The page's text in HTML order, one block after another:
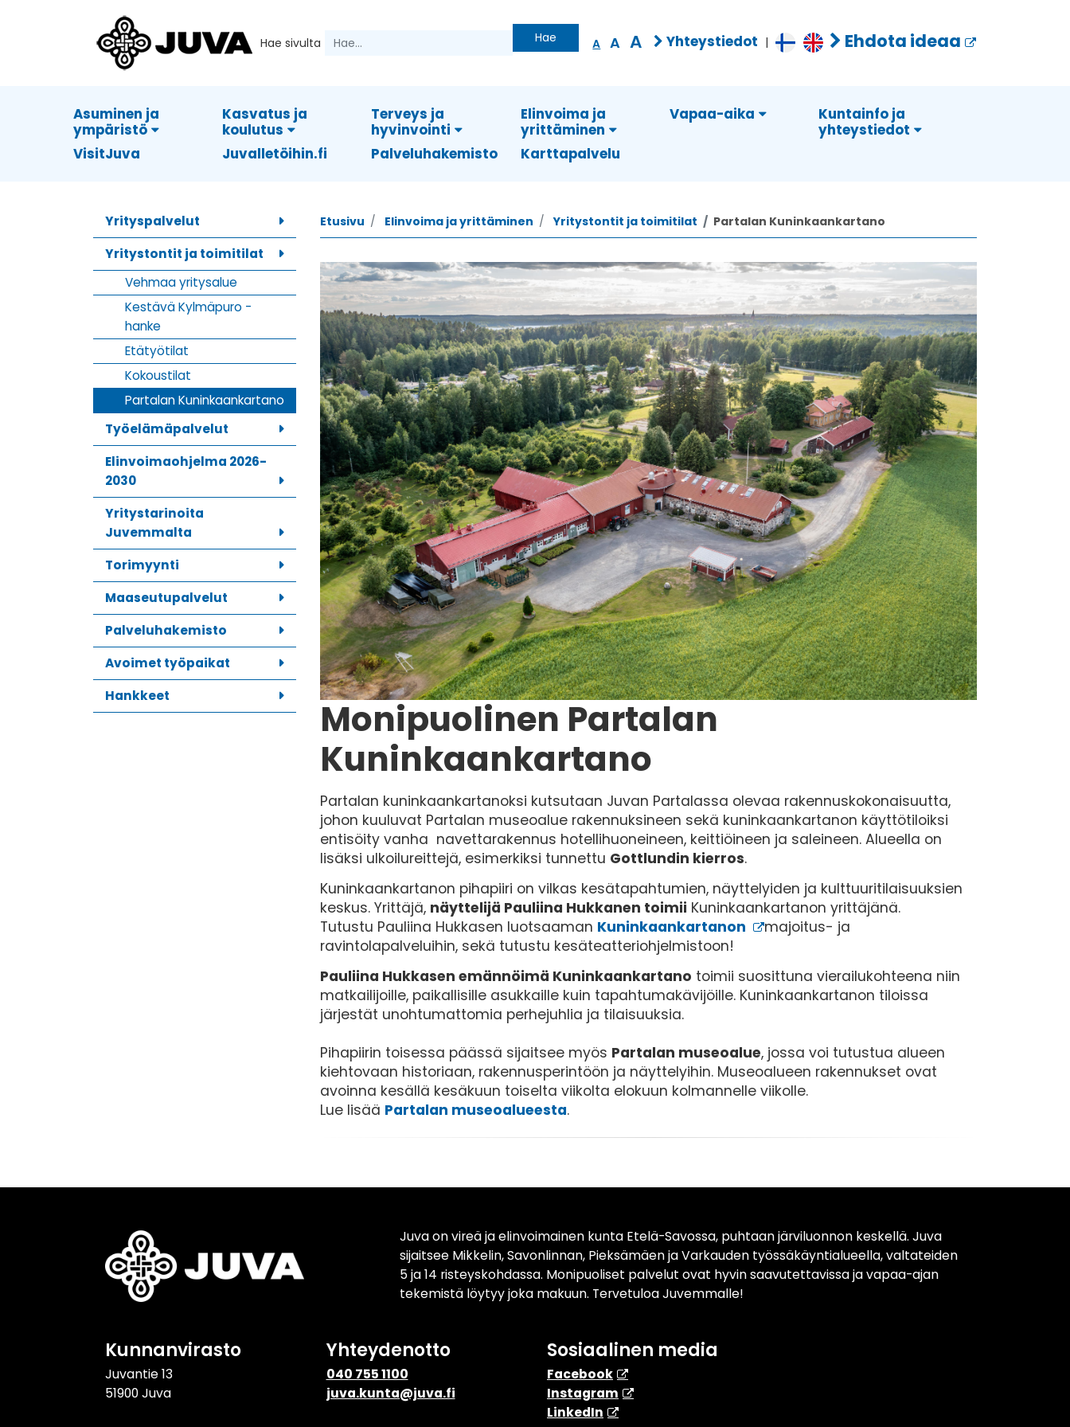
Hae sivulta Hae A A A Yhteystiedot | Ehdota ideaa
Asuminen ja
ympäristö
Kasvatus ja
koulutus
Terveys ja
hyvinvointi
Elinvoima ja
yrittäminen
Vapaa-aika
Kuntainfo ja
yhteystiedot
VisitJuva
Juvalletöihin.fi Palveluhakemisto Karttapalvelu
Yrityspalvelut
Yritystontit ja toimitilat
Vehmaa yritysalue
Kestävä Kylmäpuro -
hanke
Etätyötilat
Kokoustilat
Partalan Kuninkaankartano
Työelämäpalvelut
Elinvoimaohjelma 2026-
2030
Yritystarinoita
Juvemmalta
Torimyynti
Maaseutupalvelut
Palveluhakemisto
Avoimet työpaikat
Hankkeet
Etusivu Elinvoima ja yrittäminen Yritystontit ja toimitilat Partalan Kuninkaankartano
Monipuolinen Partalan
Kuninkaankartano
Partalan kuninkaankartanoksi kutsutaan Juvan Partalassa olevaa rakennuskokonaisuutta,
johon kuuluvat Partalan museoalue rakennuksineen sekä kuninkaankartanon käyttötiloiksi
entisöity vanha navettarakennus hotellihuoneineen, keittiöineen ja saleineen. Alueella on
lisäksi ulkoilureittejä, esimerkiksi tunnettu Gottlundin kierros.
Kuninkaankartanon pihapiiri on vilkas kesätapahtumien, näyttelyiden ja kulttuuritilaisuuksien
keskus. Yrittäjä, näyttelijä Pauliina Hukkanen toimii Kuninkaankartanon yrittäjänä.
Tutustu Pauliina Hukkasen luotsaaman Kuninkaankartanon
majoitus- ja
ravintolapalveluihin, sekä tutustu kesäteatteriohjelmistoon!
Pauliina Hukkasen emännöimä Kuninkaankartano toimii suosittuna vierailukohteena niin
matkailijoille, paikallisille asukkaille kuin tapahtumakävijöille. Kuninkaankartanon tiloissa
järjestät unohtumattomia perhejuhlia ja tilaisuuksia.
Pihapiirin toisessa päässä sijaitsee myös Partalan museoalue, jossa voi tutustua alueen
kiehtovaan historiaan, rakennusperintöön ja näyttelyihin. Museoalueen rakennukset ovat
avoinna kesällä kesäkuun toiselta viikolta elokuun kolmannelle viikolle.
Lue lisää Partalan museoalueesta.
Juva on vireä ja elinvoimainen kunta Etelä-Savossa, puhtaan järviluonnon keskellä. Juva
sijaitsee Mikkelin, Savonlinnan, Pieksämäen ja Varkauden työssäkäyntialueella, valtateiden
5 ja 14 risteyskohdassa. Monipuoliset palvelut ovat hyvin saavutettavissa ja vapaa-ajan
tekemistä löytyy joka makuun. Tervetuloa Juvemmalle!
Kunnanvirasto
Juvantie 13
51900 Juva
Yhteydenotto
040 755 1100
juva.kunta@juva.fi
Sosiaalinen media
Facebook
Instagram
​LinkedIn